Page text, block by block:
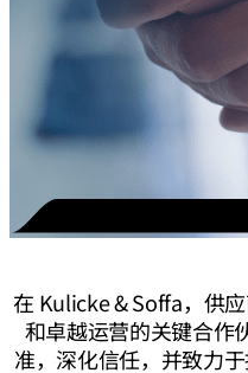
在 Kulicke & Soffa，供
和卓越运营的关键合作
准，深化信任，并致力